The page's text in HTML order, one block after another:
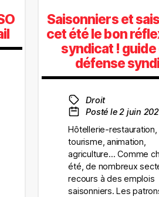
Saisonniers et
cet été le bon
syndicat ! guide
défense
Droit
Posté le 2 juin
Hôtellerie-restauration,
tourisme, animation,
agriculture… Comme
été, de nombreux
recours à des emplois
saisonniers. Les